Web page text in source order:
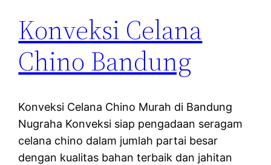
Konveksi Celana
Chino Bandung
Konveksi Celana Chino Murah di Bandung
Nugraha Konveksi siap pengadaan seragam
celana chino dalam jumlah partai besar
dengan kualitas bahan terbaik dan jahitan